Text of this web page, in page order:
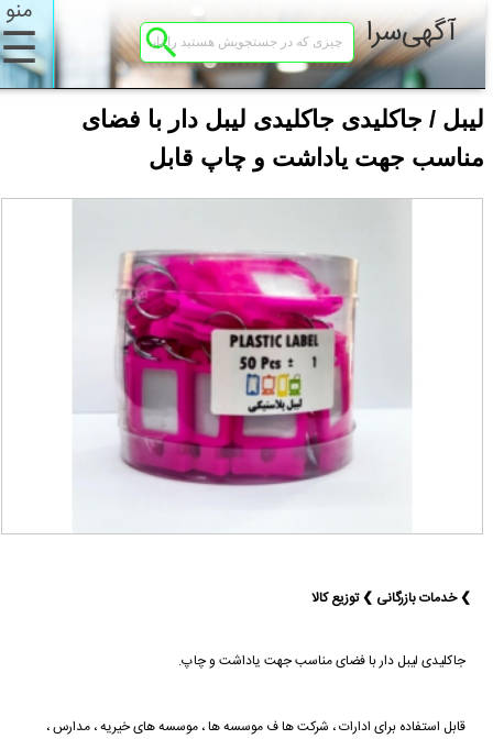
منو
☰ آگهی‌سرا
لیبل / جاکلیدی جاکلیدی لیبل دار با فضای
مناسب جهت یاداشت و چاپ قابل
❯ خدمات بازرگانی ❯ توزیع کالا
جاکلیدی لیبل دار با فضای مناسب جهت یاداشت و چاپ.
قابل استفاده برای ادارات ، شرکت ها ف موسسه ها ، موسسه های خیریه ، مدارس ،